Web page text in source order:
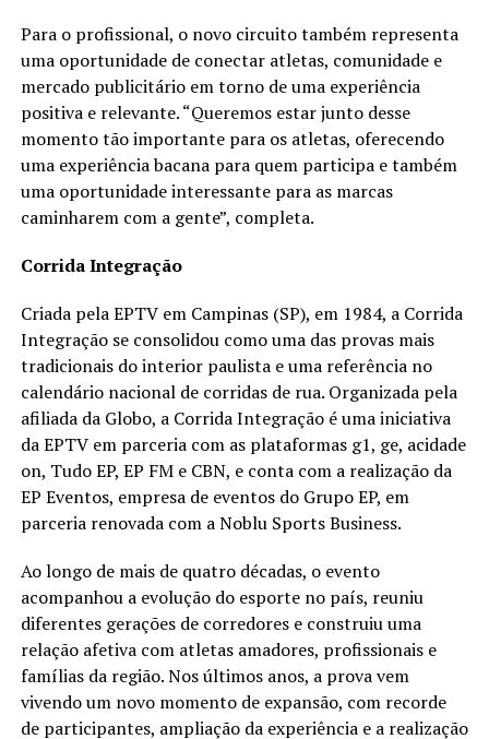
Para o profissional, o novo circuito também representa
uma oportunidade de conectar atletas, comunidade e
mercado publicitário em torno de uma experiência
positiva e relevante. “Queremos estar junto desse
momento tão importante para os atletas, oferecendo
uma experiência bacana para quem participa e também
uma oportunidade interessante para as marcas
caminharem com a gente”, completa.
Corrida Integração
Criada pela EPTV em Campinas (SP), em 1984, a Corrida
Integração se consolidou como uma das provas mais
tradicionais do interior paulista e uma referência no
calendário nacional de corridas de rua. Organizada pela
afiliada da Globo, a Corrida Integração é uma iniciativa
da EPTV em parceria com as plataformas g1, ge, acidade
on, Tudo EP, EP FM e CBN, e conta com a realização da
EP Eventos, empresa de eventos do Grupo EP, em
parceria renovada com a Noblu Sports Business.
Ao longo de mais de quatro décadas, o evento
acompanhou a evolução do esporte no país, reuniu
diferentes gerações de corredores e construiu uma
relação afetiva com atletas amadores, profissionais e
famílias da região. Nos últimos anos, a prova vem
vivendo um novo momento de expansão, com recorde
de participantes, ampliação da experiência e a realização